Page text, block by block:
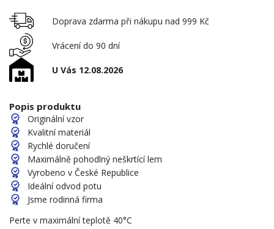
Doprava zdarma při nákupu nad 999 Kč
Vrácení do 90 dní
U Vás 12.08.2026
Popis produktu
Originální vzor
Kvalitní materiál
Rychlé doručení
Maximálně pohodlný neškrtící lem
Vyrobeno v České Republice
Ideální odvod potu
Jsme rodinná firma
Perte v maximální teplotě 40°C